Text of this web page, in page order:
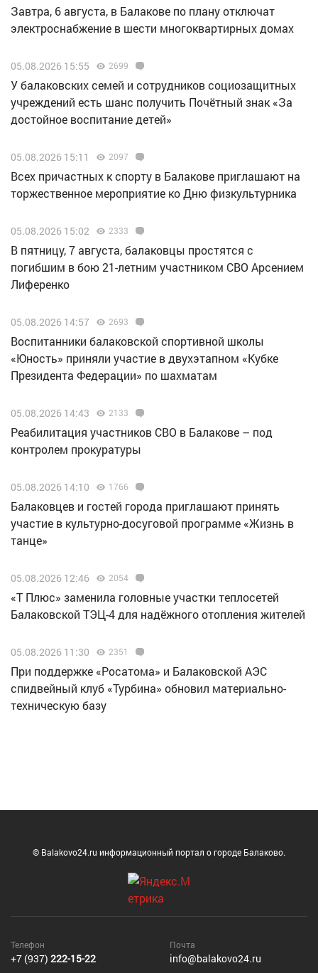
Завтра, 6 августа, в Балакове по плану отключат
электроснабжение в шести многоквартирных домах
05.08.2026 15:55 2699
У балаковских семей и сотрудников социозащитных
учреждений есть шанс получить Почётный знак «За
достойное воспитание детей»
05.08.2026 15:11 2097
Всех причастных к спорту в Балакове приглашают на
торжественное мероприятие ко Дню физкультурника
05.08.2026 15:02 2333
В пятницу, 7 августа, балаковцы простятся с
погибшим в бою 21-летним участником СВО Арсением
Лиференко
05.08.2026 14:57 2693
Воспитанники балаковской спортивной школы
«Юность» приняли участие в двухэтапном «Кубке
Президента Федерации» по шахматам
05.08.2026 14:43 2133
Реабилитация участников СВО в Балакове – под
контролем прокуратуры
05.08.2026 14:10 1766
Балаковцев и гостей города приглашают принять
участие в культурно-досуговой программе «Жизнь в
танце»
05.08.2026 12:46 2054
«Т Плюс» заменила головные участки теплосетей
Балаковской ТЭЦ-4 для надёжного отопления жителей
05.08.2026 11:30 2351
При поддержке «Росатома» и Балаковской АЭС
спидвейный клуб «Турбина» обновил материально-
техническую базу
© Balakovo24.ru информационный портал о городе Балаково.
Телефон
+7 (937) 222-15-22
Почта
info@balakovo24.ru